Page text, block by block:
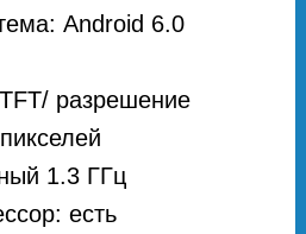
Android 6.0
разрешение
1.3 ГГц
есть